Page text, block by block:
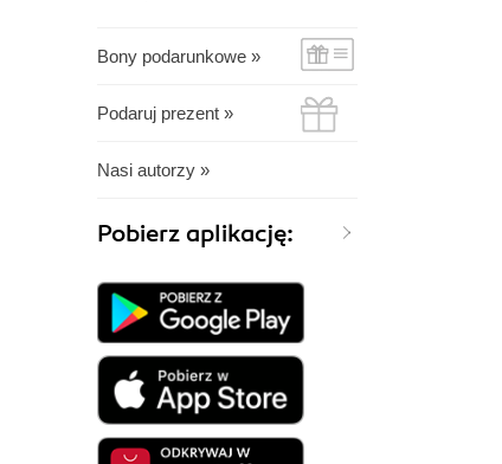
Bony podarunkowe »
Podaruj prezent »
Nasi autorzy »
Pobierz aplikację: